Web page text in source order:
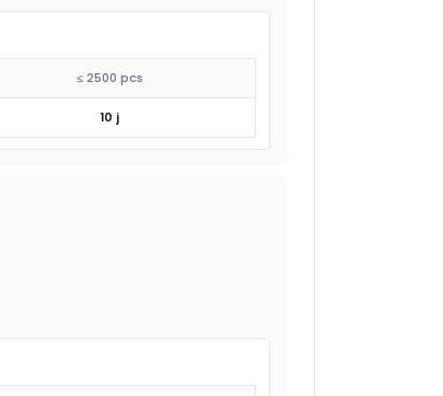
≤ 2500 pcs
10 j